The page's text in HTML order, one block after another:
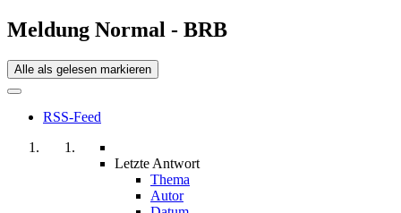
Meldung Normal - BRB
Alle als gelesen markieren
RSS-Feed
Letzte Antwort
Thema
Autor